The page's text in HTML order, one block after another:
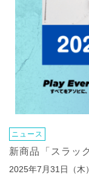
ニュース
新商品「スラッ
2025年7月31日（